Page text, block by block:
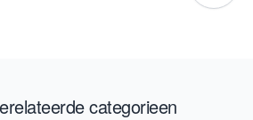
categorieen